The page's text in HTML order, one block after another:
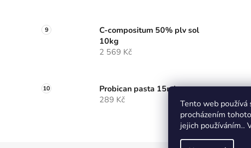
Tento web používá
procházením
jejich používáním..
C-compositum 50% plv sol
10kg
2 569 Kč
Probican pasta 15ml
289 Kč